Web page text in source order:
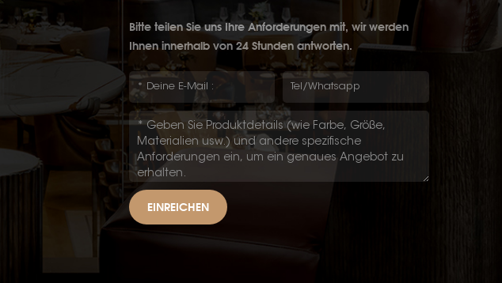
Bitte teilen Sie uns Ihre Anforderungen mit, wir werden
Ihnen innerhalb von 24 Stunden antworten.